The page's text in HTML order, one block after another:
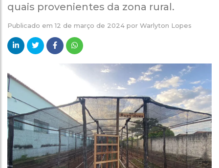
quais provenientes da zona rural.
Publicado em12 de março de 2024 por Warlyton Lopes